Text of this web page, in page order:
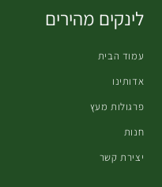
לינקים מהירים
עמוד הבית
אדותינו
פרגולות מעץ
חנות
יצירת קשר